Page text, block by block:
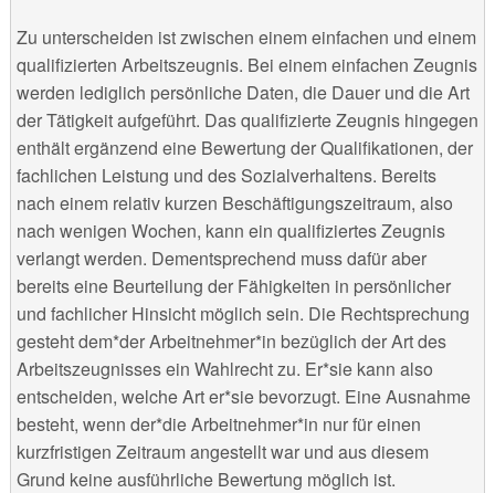
Zu unterscheiden ist zwischen einem einfachen und einem
qualifizierten Arbeitszeugnis. Bei einem einfachen Zeugnis
werden lediglich persönliche Daten, die Dauer und die Art
der Tätigkeit aufgeführt. Das qualifizierte Zeugnis hingegen
enthält ergänzend eine Bewertung der Qualifikationen, der
fachlichen Leistung und des Sozialverhaltens. Bereits
nach einem relativ kurzen Beschäftigungszeitraum, also
nach wenigen Wochen, kann ein qualifiziertes Zeugnis
verlangt werden. Dementsprechend muss dafür aber
bereits eine Beurteilung der Fähigkeiten in persönlicher
und fachlicher Hinsicht möglich sein. Die Rechtsprechung
gesteht dem*der Arbeitnehmer*in bezüglich der Art des
Arbeitszeugnisses ein Wahlrecht zu. Er*sie kann also
entscheiden, welche Art er*sie bevorzugt. Eine Ausnahme
besteht, wenn der*die Arbeitnehmer*in nur für einen
kurzfristigen Zeitraum angestellt war und aus diesem
Grund keine ausführliche Bewertung möglich ist.